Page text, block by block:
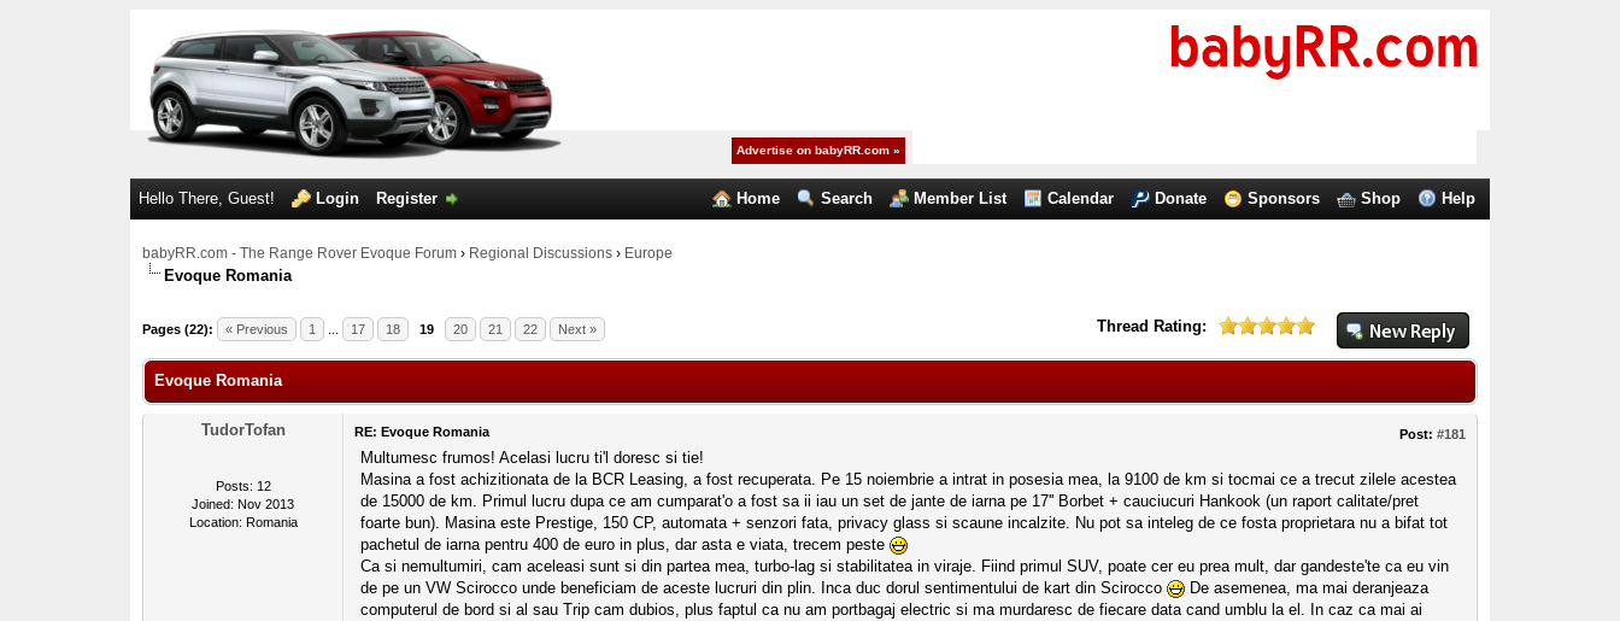
Advertise on babyRR.com »
Home Search Member List Calendar Donate Sponsors Shop Help
Hello There, Guest! Login Register
babyRR.com - The Range Rover Evoque Forum› Regional Discussions› Europe
Evoque Romania
Pages (22): « Previous 1 17 18 19 20 21 22 Next » Thread Rating:
1 Votes - 5 Average
Evoque Romania
TudorTofan
Posts: 12
Joined: Nov 2013
Location: Romania
Post: #181
RE: Evoque Romania
Multumesc frumos! Acelasi lucru ti'l doresc si tie!
Masina a fost achizitionata de la BCR Leasing, a fost recuperata. Pe 15 noiembrie a intrat in posesia mea, la 9100 de km si tocmai ce a trecut zilele acestea
de 15000 de km. Primul lucru dupa ce am cumparat'o a fost sa ii iau un set de jante de iarna pe 17'' Borbet + cauciucuri Hankook (un raport calitate/pret
foarte bun). Masina este Prestige, 150 CP, automata + senzori fata, privacy glass si scaune incalzite. Nu pot sa inteleg de ce fosta proprietara nu a bifat tot
pachetul de iarna pentru 400 de euro in plus, dar asta e viata, trecem peste
Ca si nemultumiri, cam aceleasi sunt si din partea mea, turbo-lag si stabilitatea in viraje. Fiind primul SUV, poate cer eu prea mult, dar gandeste'te ca eu vin
de pe un VW Scirocco unde beneficiam de aceste lucruri din plin. Inca duc dorul sentimentului de kart din Scirocco
De asemenea, ma mai deranjeaza
computerul de bord si al sau Trip cam dubios, plus faptul ca nu am portbagaj electric si ma murdaresc de fiecare data cand umblu la el. In caz ca mai ai